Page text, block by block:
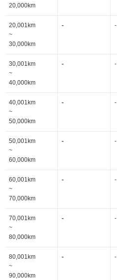
20,000km
20,001km
~
30,000km
- -
30,001km
~
40,000km
- -
40,001km
~
50,000km
- -
50,001km
~
60,000km
- -
60,001km
~
70,000km
- -
70,001km
~
80,000km
- -
80,001km
~
90,000km
- -